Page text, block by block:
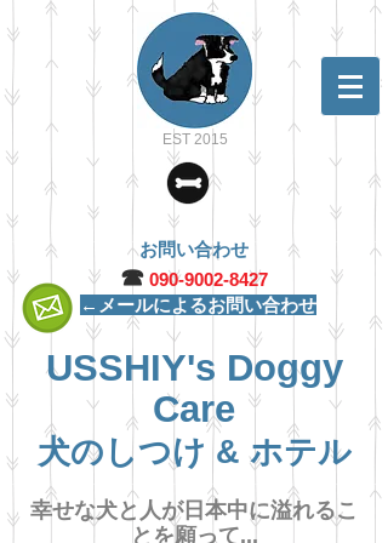
EST 2015
お問い合わせ
☎︎ 090-9002-8427
←メールによるお問い合わせ
USSHIY's Doggy
Care
犬のしつけ & ホテル
幸せな犬と人が日本中に溢れるこ
とを願って...